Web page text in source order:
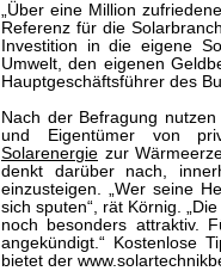
„Über eine Million
Referenz für die
Investition in die eigene
Umwelt, den eigenen
Hauptgeschäftsführer des
Nach der Befragung
und Eigentümer von
Solarenergie zur
denkt darüber nach,
einzusteigen. „Wer seine
sich sputen“, rät Körnig.
noch besonders attraktiv.
angekündigt.“ Kostenlose
bietet der